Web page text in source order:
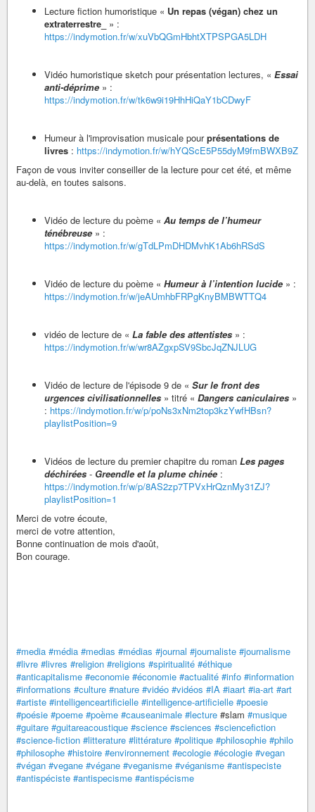
Lecture fiction humoristique « Un repas (végan) chez un
extraterrestre_
» :
https://indymotion.fr/w/xuVbQGmHbhtXTPSPGA5LDH
Vidéo humoristique sketch pour présentation lectures, « Essai
anti-déprime » :
https://indymotion.fr/w/tk6w9i19HhHiQaY1bCDwyF
Humeur à l'improvisation musicale pourprésentations de
livres : https://indymotion.fr/w/hYQScE5P55dyM9fmBWXB9Z
Façon de vous inviter conseiller de la lecture pour cet été, et même
au-delà, en toutes saisons.
Vidéo de lecture du poème « Au temps de l’humeur
ténébreuse » :
https://indymotion.fr/w/gTdLPmDHDMvhK1Ab6hRSdS
Vidéo de lecture du poème « Humeur à l’intention lucide » :
https://indymotion.fr/w/jeAUmhbFRPgKnyBMBWTTQ4
vidéo de lecture de « La fable des attentistes » :
https://indymotion.fr/w/wr8AZgxpSV9SbcJqZNJLUG
Vidéo de lecture de l'épisode 9 de « Sur le front des
urgences civilisationnelles » titré « Dangers caniculaires »
: https://indymotion.fr/w/p/poNs3xNm2top3kzYwfHBsn?
playlistPosition=9
Vidéos de lecture du premier chapitre du roman Les pages
déchirées - Greendle et la plume chinée :
https://indymotion.fr/w/p/8AS2zp7TPVxHrQznMy31ZJ?
playlistPosition=1
Merci de votre écoute,
merci de votre attention,
Bonne continuation de mois d'août,
Bon courage.
#media #média #medias #médias #journal #journaliste #journalisme
#livre #livres #religion #religions #spiritualité #éthique
#anticapitalisme #economie #économie #actualité #info #information
#informations #culture #nature #vidéo #vidéos #IA #iaart #ia-art #art
#artiste #intelligenceartificielle #intelligence-artificielle #poesie
#poésie #poeme #poème #causeanimale #lecture #slam #musique
#guitare #guitareacoustique #science #sciences #sciencefiction
#science-fiction #litterature #littérature #politique #philosophie #philo
#philosophe #histoire #environnement #ecologie #écologie #vegan
#végan #vegane #végane #veganisme #véganisme #antispeciste
#antispéciste #antispecisme #antispécisme